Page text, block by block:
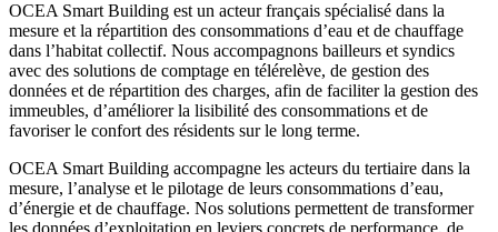
OCEA Smart Building est un acteur français spécialisé dans la
mesure et la répartition des consommations d’eau et de chauffage
dans l’habitat collectif. Nous accompagnons bailleurs et syndics
avec des solutions de comptage en télérelève, de gestion des
données et de répartition des charges, afin de faciliter la gestion des
immeubles, d’améliorer la lisibilité des consommations et de
favoriser le confort des résidents sur le long terme.
OCEA Smart Building accompagne les acteurs du tertiaire dans la
mesure, l’analyse et le pilotage de leurs consommations d’eau,
d’énergie et de chauffage. Nos solutions permettent de transformer
les données d’exploitation en leviers concrets de performance, de